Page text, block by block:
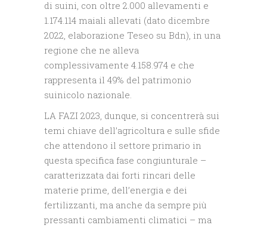
di suini, con oltre 2.000 allevamenti e
1.174.114 maiali allevati (dato dicembre
2022, elaborazione Teseo su Bdn), in una
regione che ne alleva
complessivamente 4.158.974 e che
rappresenta il 49% del patrimonio
suinicolo nazionale.
LA FAZI 2023, dunque, si concentrerà sui
temi chiave dell’agricoltura e sulle sfide
che attendono il settore primario in
questa specifica fase congiunturale –
caratterizzata dai forti rincari delle
materie prime, dell’energia e dei
fertilizzanti, ma anche da sempre più
pressanti cambiamenti climatici – ma